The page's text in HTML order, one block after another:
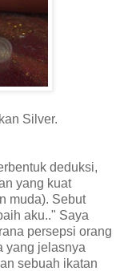
Silver.
deduksi,
yang kuat
muda). Sebut
aku.." Saya
persepsi orang
yang jelasnya
sebuah ikatan